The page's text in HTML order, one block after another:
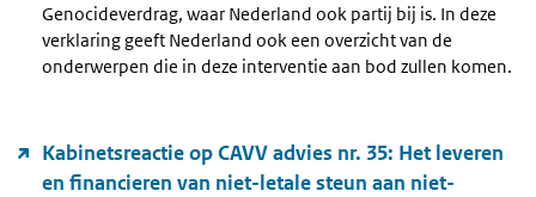
Genocideverdrag, waar Nederland ook partij bij is. In deze
verklaring geeft Nederland ook een overzicht van de
onderwerpen die in deze interventie aan bod zullen komen.
Kabinetsreactie op CAVV advies nr. 35: Het leveren
en financieren van niet-letale steun aan niet-